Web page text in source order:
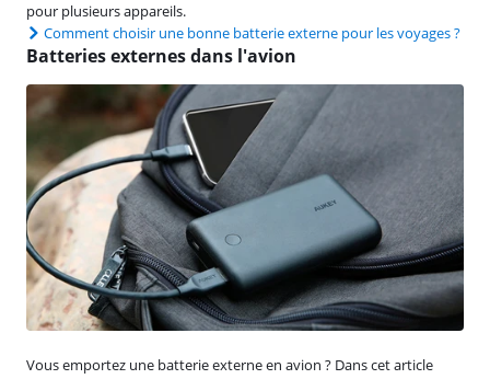
pour plusieurs appareils.
Comment choisir une bonne batterie externe pour les voyages ?
Batteries externes dans l'avion
Vous emportez une batterie externe en avion ? Dans cet article